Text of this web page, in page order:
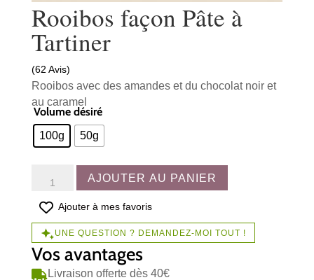
Rooibos façon Pâte à
Tartiner
(62 Avis)
Rooibos avec des amandes et du chocolat noir et
au caramel
Volume désiré
100g 50g
Rooibos
Pâte
à
Tartiner
AJOUTER AU PANIER
Ajouter à mes favoris
UNE QUESTION ? DEMANDEZ-MOI TOUT !
Vos avantages
Livraison offerte dès 40€